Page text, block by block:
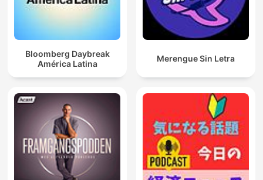
Bloomberg Daybreak
América Latina
Merengue Sin Letra